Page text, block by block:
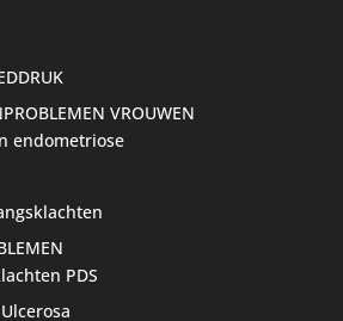
VROUWEN
endometriose
PDS